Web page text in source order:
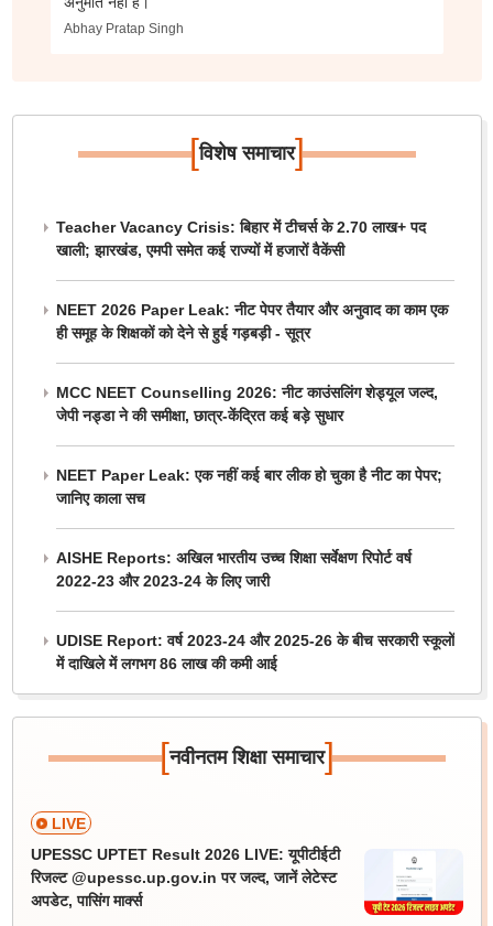
Abhay Pratap Singh
[विशेष समाचार]
Teacher Vacancy Crisis: बिहार में टीचर्स के 2.70 लाख+ पद
खाली; झारखंड, एमपी समेत कई राज्यों में हजारों वैकेंसी
NEET 2026 Paper Leak: नीट पेपर तैयार और अनुवाद का काम एक
ही समूह के शिक्षकों को देने से हुई गड़बड़ी - सूत्र
MCC NEET Counselling 2026: नीट काउंसलिंग शेड्यूल जल्द,
जेपी नड्डा ने की समीक्षा, छात्र-केंद्रित कई बड़े सुधार
NEET Paper Leak: एक नहीं कई बार लीक हो चुका है नीट का पेपर;
जानिए काला सच
AISHE Reports: अखिल भारतीय उच्च शिक्षा सर्वेक्षण रिपोर्ट वर्ष
2022-23 और 2023-24 के लिए जारी
UDISE Report: वर्ष 2023-24 और 2025-26 के बीच सरकारी स्कूलों
में दाखिले में लगभग 86 लाख की कमी आई
[नवीनतम शिक्षा समाचार]
LIVE
UPESSC UPTET Result 2026 LIVE: यूपीटीईटी
रिजल्ट @upessc.up.gov.in पर जल्द, जानें लेटेस्ट
अपडेट, पासिंग मार्क्स